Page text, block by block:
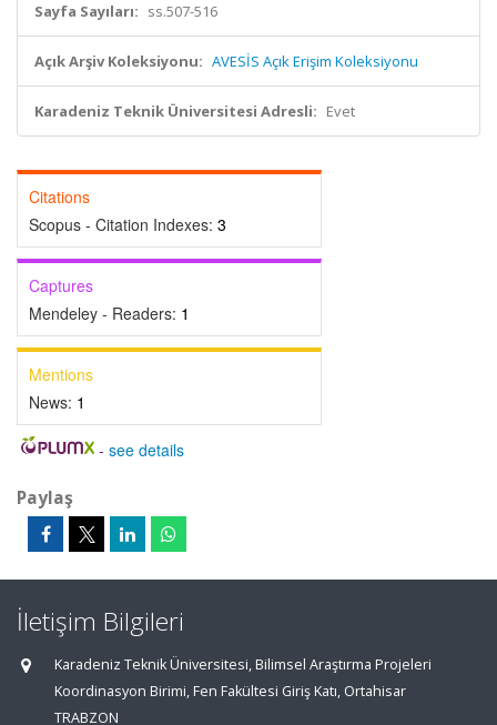
Sayfa Sayıları: ss.507-516
Açık Arşiv Koleksiyonu: AVESİS Açık Erişim Koleksiyonu
Karadeniz Teknik Üniversitesi Adresli: Evet
Citations
Scopus - Citation Indexes: 3
Captures
Mendeley - Readers: 1
Mentions
News: 1
- see details
Paylaş
İletişim Bilgileri
Karadeniz Teknik Üniversitesi, Bilimsel Araştırma Projeleri
Koordinasyon Birimi, Fen Fakültesi Giriş Katı, Ortahisar
TRABZON